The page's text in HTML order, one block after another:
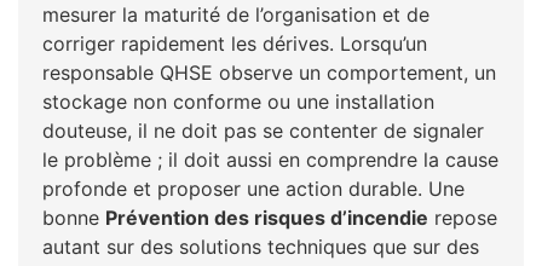
mesurer la maturité de l’organisation et de
corriger rapidement les dérives. Lorsqu’un
responsable QHSE observe un comportement, un
stockage non conforme ou une installation
douteuse, il ne doit pas se contenter de signaler
le problème ; il doit aussi en comprendre la cause
profonde et proposer une action durable. Une
bonne Prévention des risques d’incendie repose
autant sur des solutions techniques que sur des